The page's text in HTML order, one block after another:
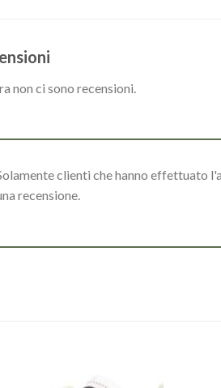
non ci sono recensioni.
clienti che hanno effettuato
recensione.